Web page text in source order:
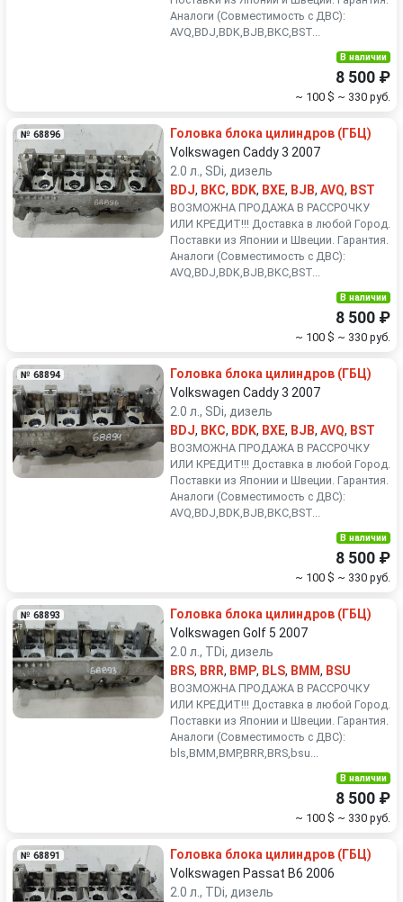
Аналоги (Совместимость с ДВС):
AVQ,BDJ,BDK,BJB,BKC,BST...
В наличии
8 500 ₽
~ 100 $ ~ 330 руб.
№ 68896
Головка блока цилиндров (ГБЦ)
Volkswagen Caddy 3 2007
2.0 л., SDi, дизель
BDJ, BKC, BDK, BXE, BJB, AVQ, BST
ВОЗМОЖНА ПРОДАЖА В РАССРОЧКУ
ИЛИ КРЕДИТ!!! Доставка в любой Город.
Поставки из Японии и Швеции. Гарантия.
Аналоги (Совместимость с ДВС):
AVQ,BDJ,BDK,BJB,BKC,BST...
В наличии
8 500 ₽
~ 100 $ ~ 330 руб.
№ 68894
Головка блока цилиндров (ГБЦ)
Volkswagen Caddy 3 2007
2.0 л., SDi, дизель
BDJ, BKC, BDK, BXE, BJB, AVQ, BST
ВОЗМОЖНА ПРОДАЖА В РАССРОЧКУ
ИЛИ КРЕДИТ!!! Доставка в любой Город.
Поставки из Японии и Швеции. Гарантия.
Аналоги (Совместимость с ДВС):
AVQ,BDJ,BDK,BJB,BKC,BST...
В наличии
8 500 ₽
~ 100 $ ~ 330 руб.
№ 68893
Головка блока цилиндров (ГБЦ)
Volkswagen Golf 5 2007
2.0 л., TDi, дизель
BRS, BRR, BMP, BLS, BMM, BSU
ВОЗМОЖНА ПРОДАЖА В РАССРОЧКУ
ИЛИ КРЕДИТ!!! Доставка в любой Город.
Поставки из Японии и Швеции. Гарантия.
Аналоги (Совместимость с ДВС):
bls,BMM,BMP,BRR,BRS,bsu...
В наличии
8 500 ₽
~ 100 $ ~ 330 руб.
№ 68891
Головка блока цилиндров (ГБЦ)
Volkswagen Passat B6 2006
2.0 л., TDi, дизель